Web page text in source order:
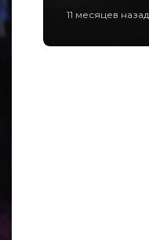
11 месяцев назад